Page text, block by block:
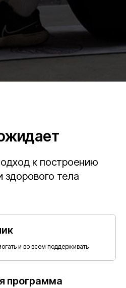
к построению
здорового тела
и во всем поддерживать
программа